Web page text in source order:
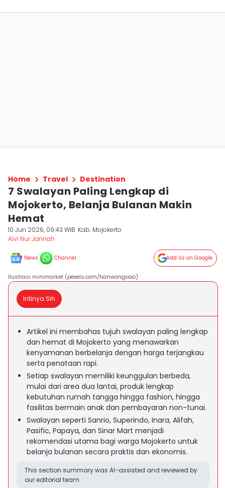
Home Travel Destination
7 Swalayan Paling Lengkap di
Mojokerto, Belanja Bulanan Makin
Hemat
10 Jun 2026, 09:43 WIB Kab. Mojokerto
Alvi Nur Jannah
News Channel Add Us on Google
Ilustrasi minimarket (pexels.com/tianwangxiao)
Intinya Sih
Artikel ini membahas tujuh swalayan paling lengkap
dan hemat di Mojokerto yang menawarkan
kenyamanan berbelanja dengan harga terjangkau
serta penataan rapi.
Setiap swalayan memiliki keunggulan berbeda,
mulai dari area dua lantai, produk lengkap
kebutuhan rumah tangga hingga fashion, hingga
fasilitas bermain anak dan pembayaran non-tunai.
Swalayan seperti Sanrio, Superindo, Inara, Alifah,
Pasific, Papaya, dan Sinar Mart menjadi
rekomendasi utama bagi warga Mojokerto untuk
belanja bulanan secara praktis dan ekonomis.
This section summary was AI-assisted and reviewed by
our editorial team.